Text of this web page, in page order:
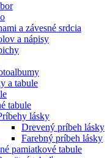
a závesné srdcia
a nápisy
a tabule
tabule
lásky
Drevený príbeh lásky
Farebný príbeh lásky
pamiatkové tabule